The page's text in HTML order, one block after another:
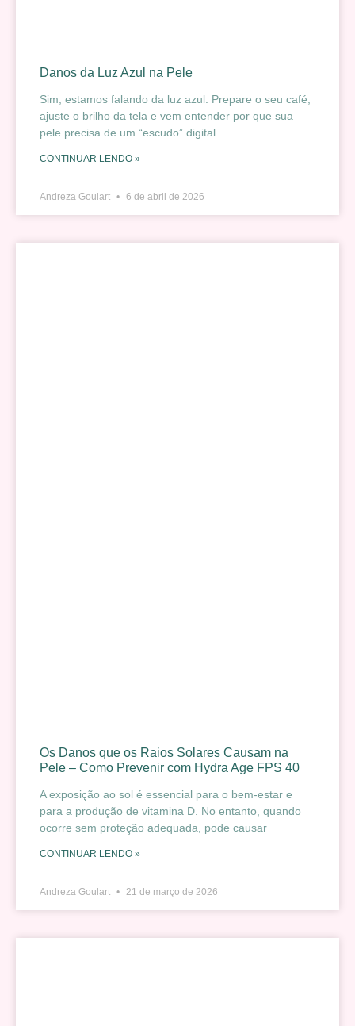
Danos da Luz Azul na Pele
Sim, estamos falando da luz azul. Prepare o seu café,
ajuste o brilho da tela e vem entender por que sua
pele precisa de um “escudo” digital.
CONTINUAR LENDO »
Andreza Goulart 6 de abril de 2026
Os Danos que os Raios Solares Causam na
Pele – Como Prevenir com Hydra Age FPS 40
A exposição ao sol é essencial para o bem-estar e
para a produção de vitamina D. No entanto, quando
ocorre sem proteção adequada, pode causar
CONTINUAR LENDO »
Andreza Goulart 21 de março de 2026